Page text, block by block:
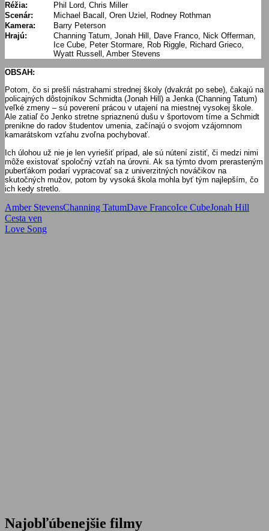
Réžia:
Phil Lord, Chris Miller
Scenár:
Michael Bacall, Oren Uziel, Rodney Rothman
Kamera:
Barry Peterson
Hrajú:
Channing Tatum, Jonah Hill, Dave Franco, Nick Offerman,
Ice Cube, Peter Stormare, Rob Riggle, Richard Grieco,
Wyatt Russell, Amber Stevens
OBSAH:
Potom, čo si prešli nástrahami strednej školy (dvakrát po sebe), čakajú na
policajných dôstojníkov Schmidta (Jonah Hill) a Jenka (Channing Tatum)
veľké zmeny – sú poverení prácou v utajení na miestnej vysokej škole.
Ale zatiaľ čo Jenko stretne spriaznenú dušu v športovom tíme a Schmidt
prenikne do radov študentov umenia, začínajú o svojom vzájomnom
kamarátskom vzťahu zvoľna pochybovať.
Ich úlohou už nie je len vyriešiť prípad, ale sú nútení zistiť, či medzi nimi
môže existovať spoločný vzťah na úrovni. Ak sa týmto dvom prerasteným
puberťákom podarí vypracovať sa z univerzitných nováčikov na
skutočných mužov, potom by vysoká škola mohla byť tým najlepším, čo
ich kedy stretlo.
Amber StevensChanning TatumDave FrancoIce CubeJonah Hill
Navigácia
v
Previous
Post:
Cesta ven
Next
Love Song
Najobľúbenejšie filmy